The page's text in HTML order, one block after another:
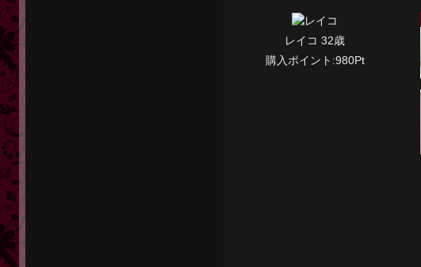
レイコ 32歳
購入ポイント:980Pt